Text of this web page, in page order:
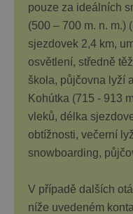
pouze za ideálních
(500 – 700 m. n. m.)
sjezdovek 2,4 km,
osvětlení, středně
škola, půjčovna lyží
Kohútka (715 - 913
vleků, délka
obtížnosti, večerní
snowboarding,
V případě dalších
níže uvedeném